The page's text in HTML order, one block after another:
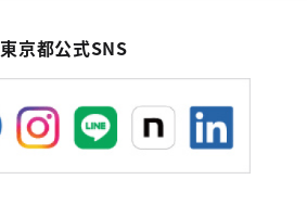
東京都公式SNS